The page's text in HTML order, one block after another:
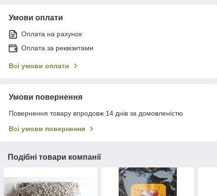
Умови оплати
Оплата на рахунок
Оплата за реквізитами
Всі умови оплати
Умови повернення
Повернення товару впродовж 14 днів за домовленістю
Всі умови повернення
Подібні товари компанії